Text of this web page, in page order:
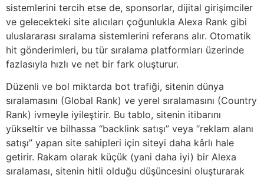
sistemlerini tercih etse de, sponsorlar, dijital girişimciler
ve gelecekteki site alıcıları çoğunlukla Alexa Rank gibi
uluslararası sıralama sistemlerini referans alır. Otomatik
hit gönderimleri, bu tür sıralama platformları üzerinde
fazlasıyla hızlı ve net bir fark oluşturur.
Düzenli ve bol miktarda bot trafiği, sitenin dünya
sıralamasını (Global Rank) ve yerel sıralamasını (Country
Rank) ivmeyle iyileştirir. Bu tablo, sitenin itibarını
yükseltir ve bilhassa “backlink satışı” veya “reklam alanı
satışı” yapan site sahipleri için siteyi daha kârlı hale
getirir. Rakam olarak küçük (yani daha iyi) bir Alexa
sıralaması, sitenin hitli olduğu düşüncesini oluşturarak